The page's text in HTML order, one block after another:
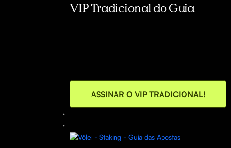
VIP Tradicional do Guia
ASSINAR O VIP TRADICIONAL!